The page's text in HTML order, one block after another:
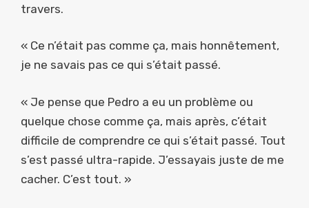
travers.
« Ce n’était pas comme ça, mais honnêtement,
je ne savais pas ce qui s’était passé.
« Je pense que Pedro a eu un problème ou
quelque chose comme ça, mais après, c’était
difficile de comprendre ce qui s’était passé. Tout
s’est passé ultra-rapide. J’essayais juste de me
cacher. C’est tout. »